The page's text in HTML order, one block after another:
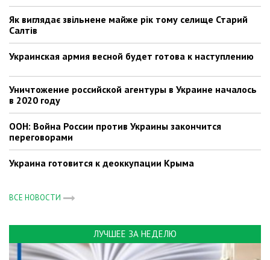
Як виглядає звільнене майже рік тому селище Старий
Салтів
Украинская армия весной будет готова к наступлению
Уничтожение российской агентуры в Украине началось
в 2020 году
ООН: Война России против Украины закончится
переговорами
Украина готовится к деоккупации Крыма
ВСЕ НОВОСТИ
ЛУЧШЕЕ ЗА НЕДЕЛЮ